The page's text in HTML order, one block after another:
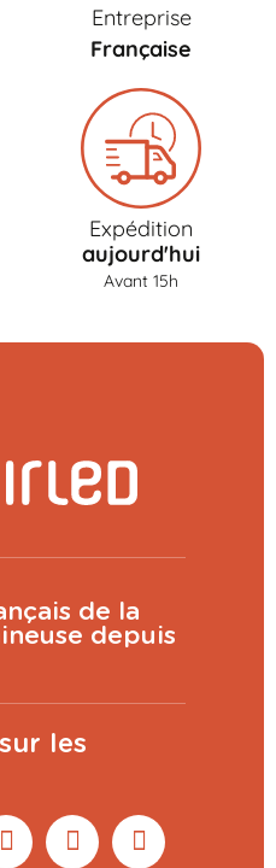
Entreprise
Française
Expédition
aujourd'hui
Avant 15h
de la
depuis
les